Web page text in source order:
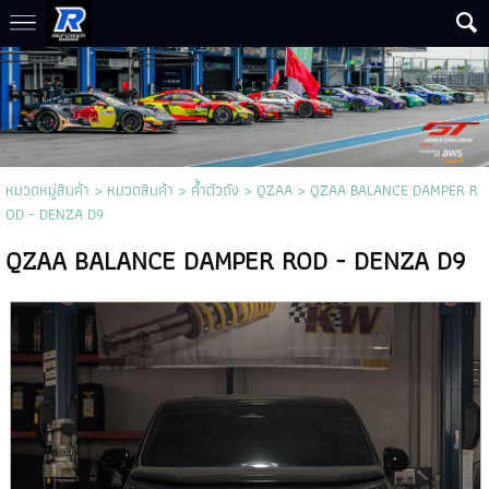
หมวดหมู่สินค้า > หมวดสินค้า >ค้ำตัวถัง >QZAA> QZAA BALANCE DAMPER R
OD - DENZA D9
QZAA BALANCE DAMPER ROD - DENZA D9